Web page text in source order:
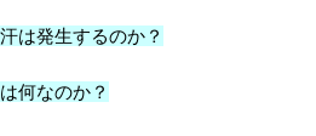
は発生するのか？
何なのか？